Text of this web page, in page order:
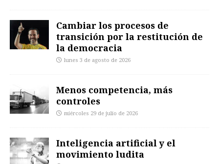
Cambiar los procesos de
transición por la restitución de
la democracia
lunes 3 de agosto de 2026
Menos competencia, más
controles
miércoles 29 de julio de 2026
Inteligencia artificial y el
movimiento ludita